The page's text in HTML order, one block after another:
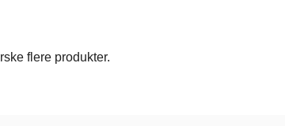
flere produkter.